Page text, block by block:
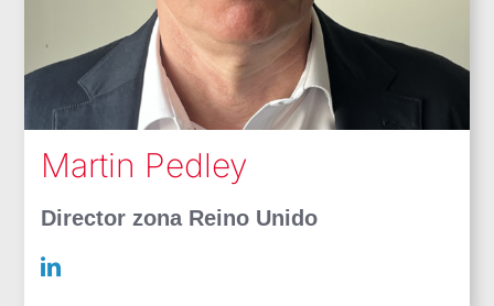
Martin Pedley
Director zona Reino Unido